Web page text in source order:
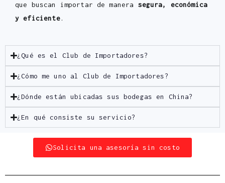
que buscan importar de manera segura, económica
y eficiente.
¿Qué es el Club de Importadores?
¿Cómo me uno al Club de Importadores?
¿Dónde están ubicadas sus bodegas en China?
¿En qué consiste su servicio?
Solicita una asesoría sin costo